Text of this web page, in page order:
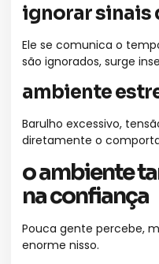
ignorar sinais
Ele se comunica o
são ignorados, surge
ambiente
Barulho excessivo,
diretamente o
o ambiente
na confiança
Pouca gente percebe,
enorme nisso.